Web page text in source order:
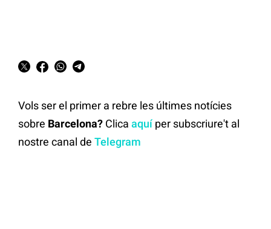
Vols ser el primer a rebre les últimes notícies
sobre Barcelona? Clica aquíper subscriure't al
nostre canal de Telegram